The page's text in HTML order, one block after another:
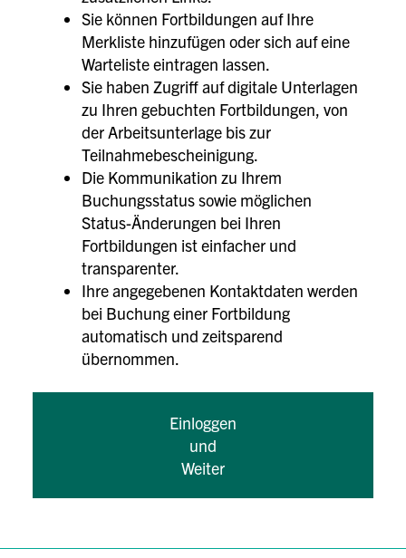
Sie können Fortbildungen auf Ihre
Merkliste hinzufügen oder sich auf eine
Warteliste eintragen lassen.
Sie haben Zugriff auf digitale Unterlagen
zu Ihren gebuchten Fortbildungen, von
der Arbeitsunterlage bis zur
Teilnahmebescheinigung.
Die Kommunikation zu Ihrem
Buchungsstatus sowie möglichen
Status-Änderungen bei Ihren
Fortbildungen ist einfacher und
transparenter.
Ihre angegebenen Kontaktdaten werden
bei Buchung einer Fortbildung
automatisch und zeitsparend
übernommen.
Einloggen
und
Weiter